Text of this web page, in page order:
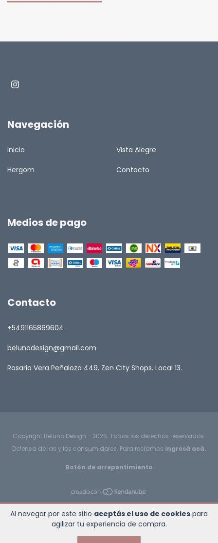
Al navegar por este sitio aceptás el uso de cookies para
agilizar tu experiencia de compra.
Navegación
Inicio Vista Alegre
Hergom Contacto
Medios de pago
Contacto
+5491165869604
belunodesign@gmail.com
Rosario Vera Peñaloza 449. Zen City Shops. Local 13.
Copyright Beluno Design - 2026. Todos los derechos reservados.
Defensa de las y los consumidores. Para reclamos ingresá acá.
Botón de arrepentimiento